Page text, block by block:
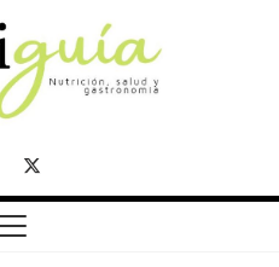
Twitter
Telegram
(Desde